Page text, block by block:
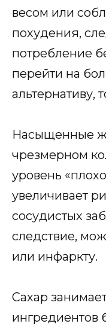
весом или
похудения,
потребление
перейти на
альтернативу,
Насыщенные
чрезмерном
уровень
увеличивает
сосудистых
следствие,
или инфаркту.
Сахар
ингредиентов